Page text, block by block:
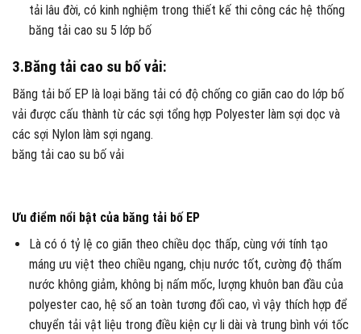
tải lâu đời, có kinh nghiệm trong thiết kế thi công các hệ thống
băng tải cao su 5 lớp bố
3.Băng tải cao su bố vải:
Băng tải bố EP là loại băng tải có độ chống co giãn cao do lớp bố
vải được cấu thành từ các sợi tổng hợp Polyester làm sợi dọc và
các sợi Nylon làm sợi ngang.
băng tải cao su bố vải
Ưu điểm nổi bật của băng tải bố EP
Là có ó tỷ lệ co giãn theo chiều dọc thấp, cùng với tính tạo
máng ưu việt theo chiều ngang, chịu nước tốt, cường độ thấm
nước không giảm, không bị nấm mốc, lượng khuôn ban đầu của
polyester cao, hệ số an toàn tương đối cao, vì vậy thích hợp để
chuyển tải vật liệu trong điều kiện cự li dài và trung bình với tốc